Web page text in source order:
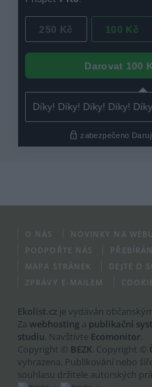
O NÁS NOVINKY NA WEBU
PODPOŘTE NÁS
MAPA STRÁNEK
DEJTE O
ZPRÁVY E-MAILEM
Ekolist.cz je vydáván
Za webhosting a publikační
studiu. Navštivte Ecomonitor.
Copyright © BEZK. Copyright ©
vyhrazena. Publikování nebo
souhlasu držitele autorských